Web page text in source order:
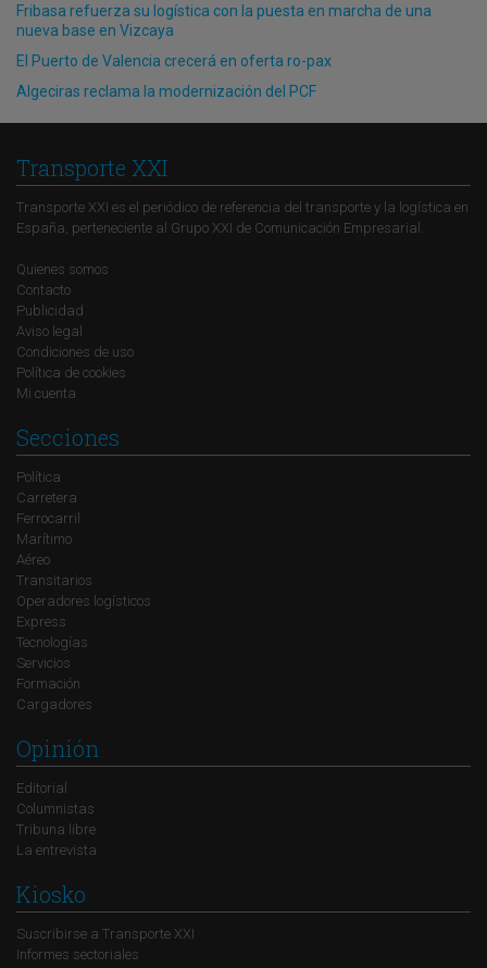
Fribasa refuerza su logística con la puesta en marcha de una
nueva base en Vizcaya
El Puerto de Valencia crecerá en oferta ro-pax
Algeciras reclama la modernización del PCF
Transporte XXI
Transporte XXI es el periódico de referencia del transporte y la logística en
España, perteneciente al Grupo XXI de Comunicación Empresarial.
Quienes somos
Contacto
Publicidad
Aviso legal
Condiciones de uso
Política de cookies
Mi cuenta
Secciones
Política
Carretera
Ferrocarril
Marítimo
Aéreo
Transitarios
Operadores logísticos
Express
Tecnologías
Servicios
Formación
Cargadores
Opinión
Editorial
Columnistas
Tribuna libre
La entrevista
Kiosko
Suscribirse a Transporte XXI
Informes sectoriales